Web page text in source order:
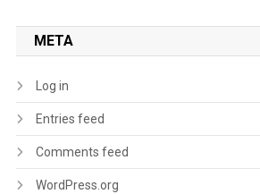
META
Log in
Entries feed
Comments feed
WordPress.org